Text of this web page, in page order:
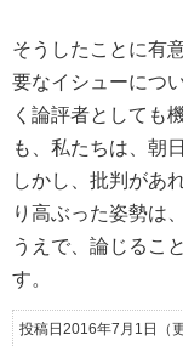
そうしたことに有
要なイシューにつ
く論評者としても
も、私たちは、朝
しかし、批判があ
り高ぶった姿勢は
うえで、論じるこ
す。
投稿日2016年7月1日 （